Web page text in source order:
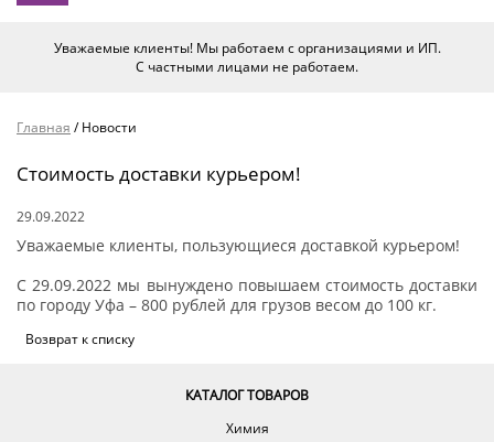
Уважаемые клиенты! Мы работаем с организациями и ИП.
С частными лицами не работаем.
Главная /Новости
Стоимость доставки курьером!
29.09.2022
Уважаемые клиенты, пользующиеся доставкой курьером!
С 29.09.2022 мы вынуждено повышаем стоимость доставки
по городу Уфа – 800 рублей для грузов весом до 100 кг.
Возврат к списку
КАТАЛОГ ТОВАРОВ
Химия